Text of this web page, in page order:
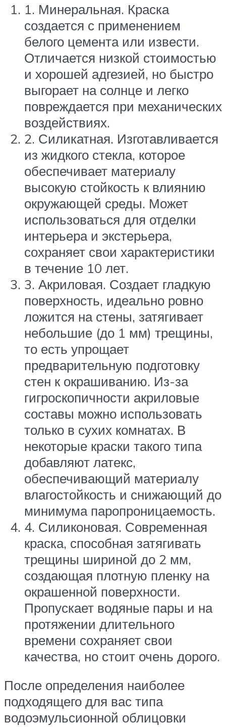
1. Минеральная. Краска
создается с применением
белого цемента или извести.
Отличается низкой стоимостью
и хорошей адгезией, но быстро
выгорает на солнце и легко
повреждается при механических
воздействиях.
2. Силикатная. Изготавливается
из жидкого стекла, которое
обеспечивает материалу
высокую стойкость к влиянию
окружающей среды. Может
использоваться для отделки
интерьера и экстерьера,
сохраняет свои характеристики
в течение 10 лет.
3. Акриловая. Создает гладкую
поверхность, идеально ровно
ложится на стены, затягивает
небольшие (до 1 мм) трещины,
то есть упрощает
предварительную подготовку
стен к окрашиванию. Из-за
гигроскопичности акриловые
составы можно использовать
только в сухих комнатах. В
некоторые краски такого типа
добавляют латекс,
обеспечивающий материалу
влагостойкость и снижающий до
минимума паропроницаемость.
4. Силиконовая. Современная
краска, способная затягивать
трещины шириной до 2 мм,
создающая плотную пленку на
окрашенной поверхности.
Пропускает водяные пары и на
протяжении длительного
времени сохраняет свои
качества, но стоит очень дорого.
После определения наиболее
подходящего для вас типа
водоэмульсионной облицовки